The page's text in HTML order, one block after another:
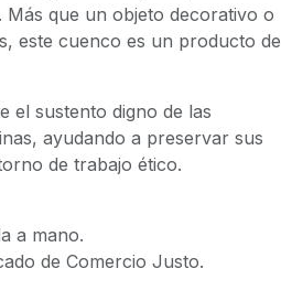
que un objeto decorativo o
este cuenco es un producto de
el sustento digno de las
ayudando a preservar sus
de trabajo ético.
a mano.
de Comercio Justo.